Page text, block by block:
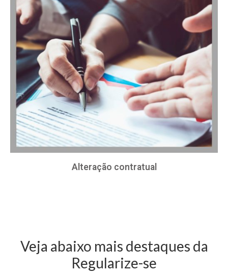
Alteração contratual
Veja abaixo mais destaques da
Regularize-se